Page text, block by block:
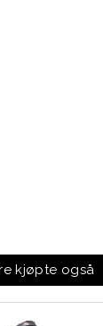
kjøpte også